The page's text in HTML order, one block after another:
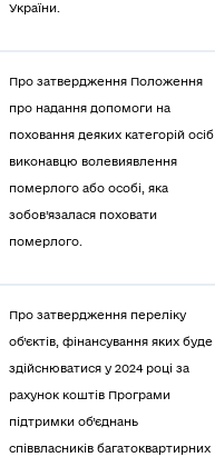
України.
Про затвердження Положення
про надання допомоги на
поховання деяких категорій осіб
виконавцю волевиявлення
померлого або особі, яка
зобов’язалася поховати
померлого.
Про затвердження переліку
об’єктів, фінансування яких буде
здійснюватися у 2024 році за
рахунок коштів Програми
підтримки об’єднань
співвласників багатоквартирних